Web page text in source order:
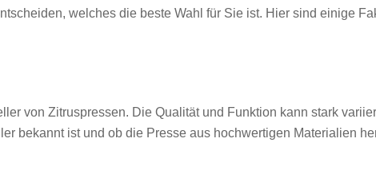
welches die beste Wahl für Sie ist. Hier sind einige
von Zitruspressen. Die Qualität und Funktion kann stark
bekannt ist und ob die Presse aus hochwertigen Materialien